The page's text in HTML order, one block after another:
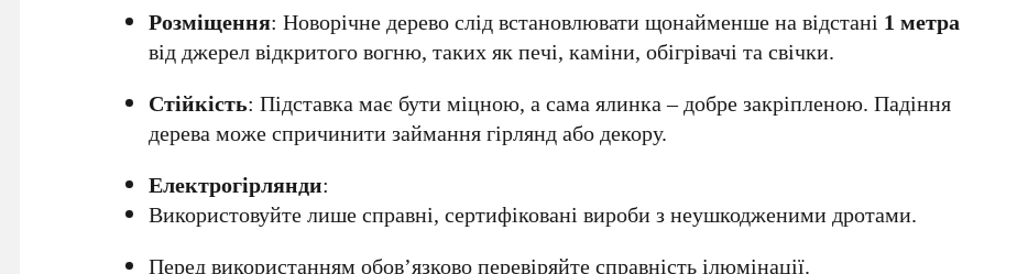
Розміщення: Новорічне дерево слід встановлювати щонайменше на відстані 1 метра
від джерел відкритого вогню, таких як печі, каміни, обігрівачі та свічки.
Стійкість: Підставка має бути міцною, а сама ялинка – добре закріпленою. Падіння
дерева може спричинити займання гірлянд або декору.
Електрогірлянди:
Використовуйте лише справні, сертифіковані вироби з неушкодженими дротами.
Перед використанням обов’язково перевіряйте справність ілюмінації.